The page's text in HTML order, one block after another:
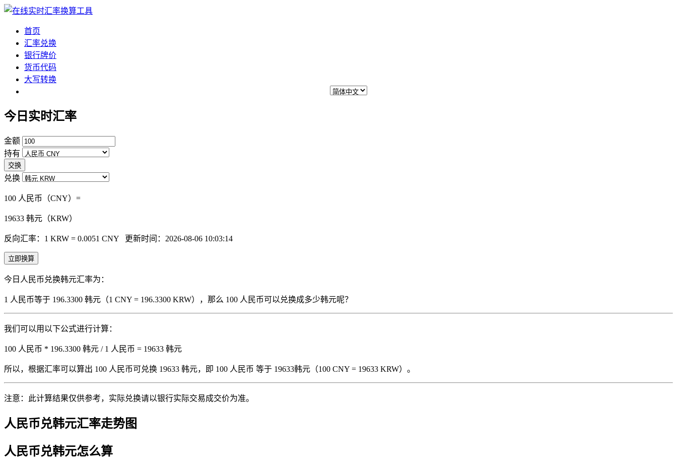
首页
汇率兑换
银行牌价
货币代码
大写转换
今日实时汇率
金额
持有
交换
兑换
100 人民币（CNY）=
19633 韩元（KRW）
反向汇率：1 KRW = 0.0051 CNY 更新时间：2026-08-06 10:03:14
立即换算
今日人民币兑换韩元汇率为：
1 人民币等于 196.3300 韩元（1 CNY = 196.3300 KRW），那么 100 人民币可以兑换成多少韩元呢？
我们可以用以下公式进行计算：
100 人民币 * 196.3300 韩元 / 1 人民币 = 19633 韩元
所以，根据汇率可以算出 100 人民币可兑换 19633 韩元，即 100 人民币 等于 19633韩元（100 CNY = 19633 KRW）。
注意：此计算结果仅供参考，实际兑换请以银行实际交易成交价为准。
人民币兑韩元汇率走势图
人民币兑韩元怎么算